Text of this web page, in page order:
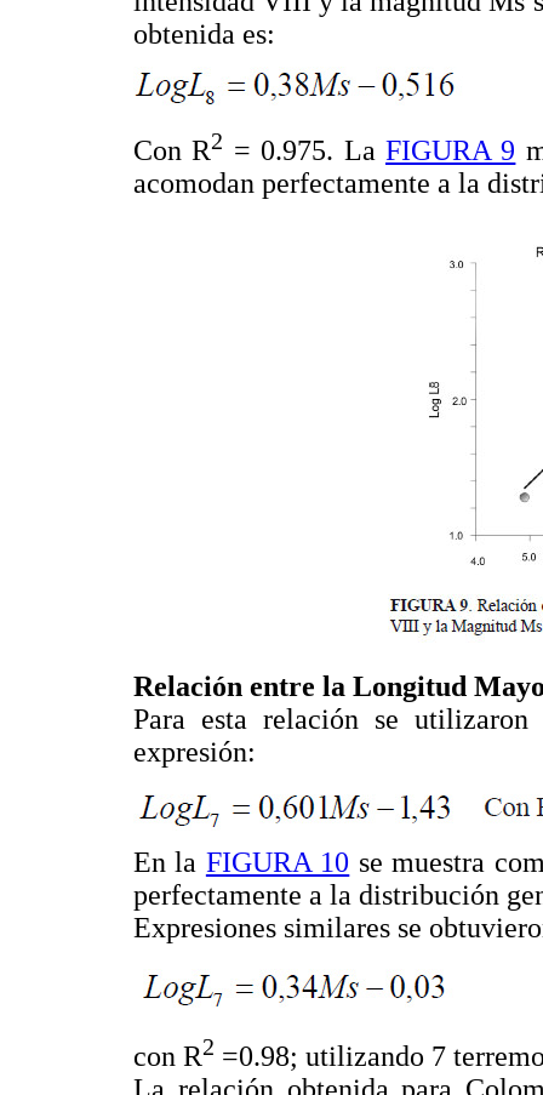
obtenida es:
Con R2 = 0.975. LaFIGURA 9
acomodan perfectamente a la
Relación entre la Longitud
Para esta relación se utilizaron
expresión:
En la FIGURA 10 se muestra
perfectamente a la distribución
Expresiones similares se
con R2 =0.98; utilizando 7
La relación obtenida para